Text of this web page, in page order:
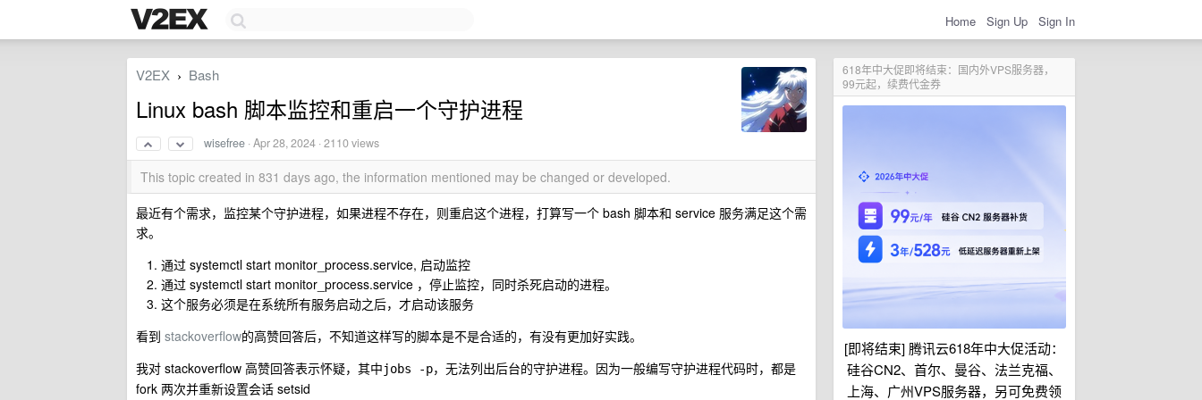
Home Sign Up Sign In
618年中大促即将结束：国内外VPS服务器，
99元起，续费代金券
[即将结束] 腾讯云618年中大促活动：
硅谷CN2、首尔、曼谷、法兰克福、
上海、广州VPS服务器，另可免费领
V2EX › Bash
Linux bash 脚本监控和重启一个守护进程
wisefree ·Apr 28, 2024 · 2110 views
This topic created in 831 days ago, the information mentioned may be changed or developed.
最近有个需求，监控某个守护进程，如果进程不存在，则重启这个进程，打算写一个 bash 脚本和 service 服务满足这个需
求。
通过 systemctl start monitor_process.service, 启动监控
通过 systemctl start monitor_process.service ，停止监控，同时杀死启动的进程。
这个服务必须是在系统所有服务启动之后，才启动该服务
看到 stackoverflow的高赞回答后，不知道这样写的脚本是不是合适的，有没有更加好实践。
我对 stackoverflow 高赞回答表示怀疑，其中jobs -p，无法列出后台的守护进程。因为一般编写守护进程代码时，都是
fork 两次并重新设置会话 setsid